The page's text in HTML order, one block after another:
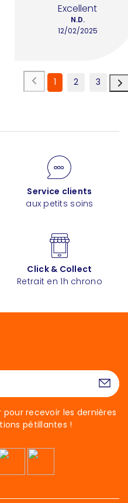
Excellent
12/02/2025
N.D.
1 2 3
Service clients
aux petits soins
Click & Collect
Retrait en 1h chrono
recevoir les dernières
pétillantes !